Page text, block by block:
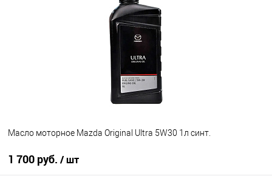
Масло моторное Mazda Original Ultra 5W30 1л синт.
1 700 руб. / шт